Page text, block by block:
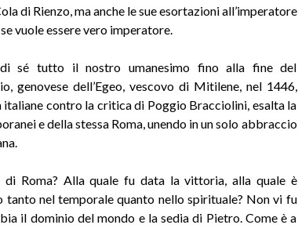
di Rienzo, ma anche le sue esortazioni all’imperatore
vuole essere vero imperatore.
sé tutto il nostro umanesimo fino alla fine del
genovese dell’Egeo, vescovo di Mitilene, nel 1446,
contro la critica di Poggio Bracciolini, esalta la
e della stessa Roma, unendo in un solo abbraccio
di Roma? Alla quale fu data la vittoria, alla quale è
nel temporale quanto nello spirituale? Non vi fu
il dominio del mondo e la sedia di Pietro. Come è a